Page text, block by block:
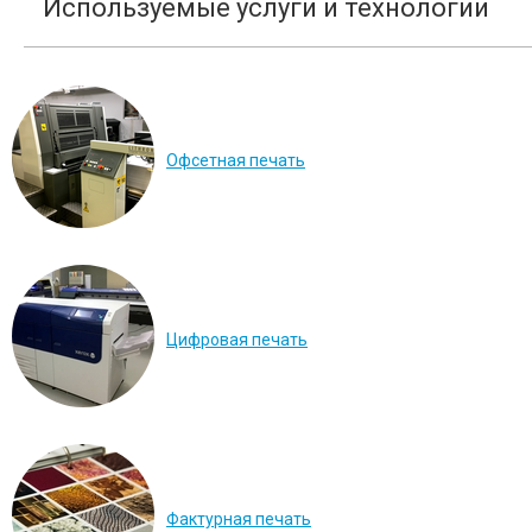
Используемые услуги и технологии
Офсетная печать
Цифровая печать
Фактурная печать